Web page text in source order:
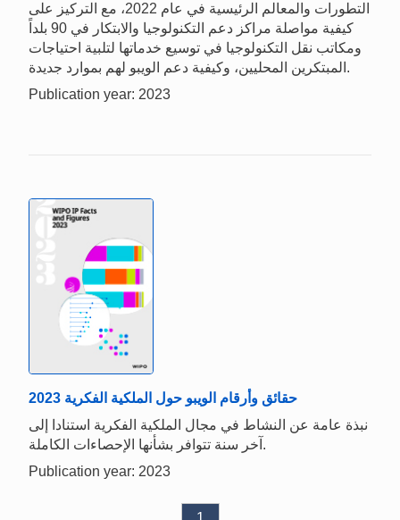
التطورات والمعالم الرئيسية في عام 2022، مع التركيز على
كيفية مواصلة مراكز دعم التكنولوجيا والابتكار في 90 بلداً
ومكاتب نقل التكنولوجيا في توسيع خدماتها لتلبية احتياجات
المبتكرين المحليين، وكيفية دعم الويبو لهم بموارد جديدة.
Publication year: 2023
حقائق وأرقام الويبو حول الملكية الفكرية 2023
نبذة عامة عن النشاط في مجال الملكية الفكرية استنادا إلى
آخر سنة تتوافر بشأنها الإحصاءات الكاملة.
Publication year: 2023